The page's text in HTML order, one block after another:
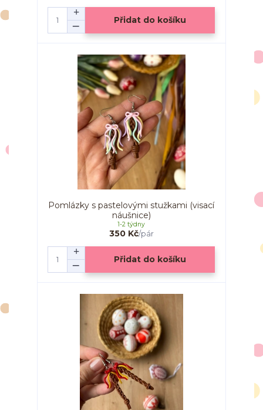
Přidat do košíku
Pomlázky s pastelovými stužkami (visací
náušnice)
350 Kč/pár
1-2 týdny
Přidat do košíku